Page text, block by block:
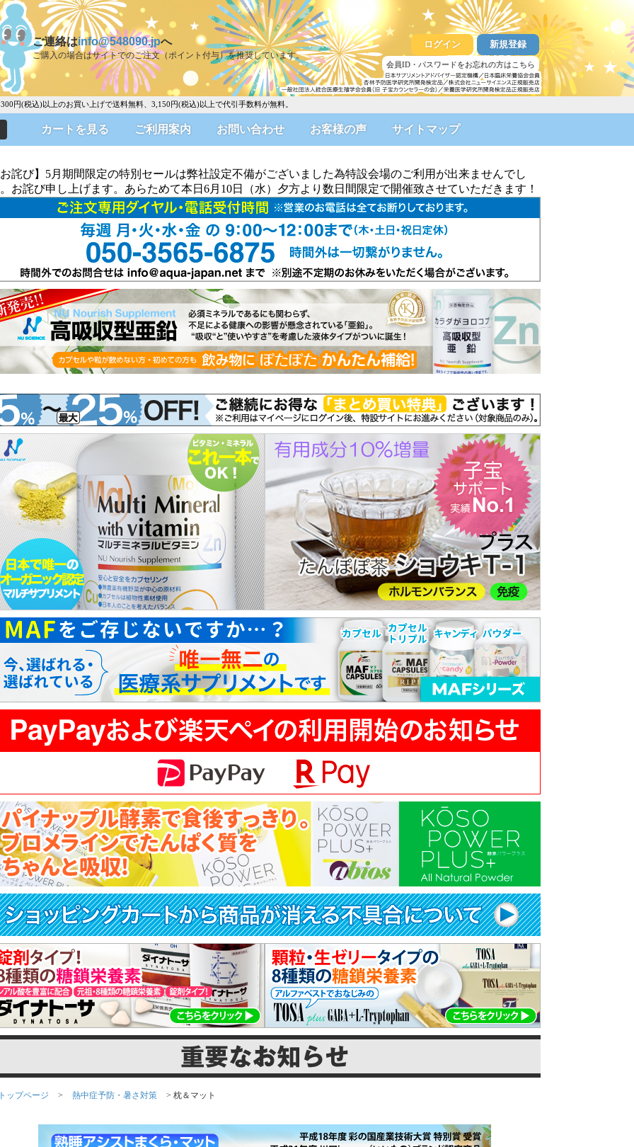
新規登録
ログイン
会員ID・パスワードをお忘れの方はこちら
ご連絡はinfo@548090.jpへ
ご購入の場合はサイトでのご注文（ポイント付与）を推奨しています。
円(税込)以上のお買い上げで送料無料、3,150円(税込)以上で代引手数料が無料。
カートを見る ご利用案内 お問い合わせ お客様の声 サイトマップ
お詫び】5月期間限定の特別セールは弊社設定不備がございました為特設会場のご利用が出来ませんでし
お詫び申し上げます。あらためて本日6月10日（水）夕方より数日間限定で開催致させていただきます！
トップページ > 熱中症予防・暑さ対策 > 枕＆マット